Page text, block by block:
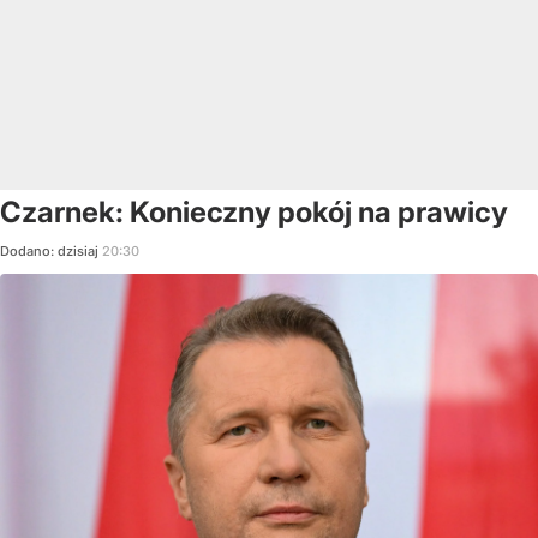
Czarnek: Konieczny pokój na prawicy
Dodano: dzisiaj 20:30